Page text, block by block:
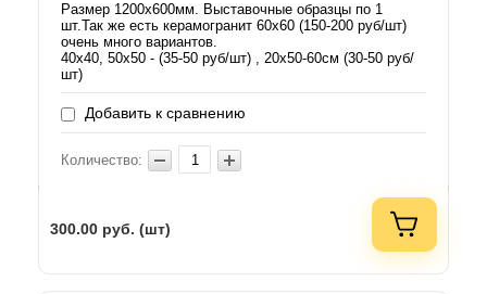
Размер 1200х600мм. Выставочные образцы по 1
шт.Так же есть керамогранит 60х60 (150-200 руб/шт)
очень много вариантов.
40х40, 50х50 - (35-50 руб/шт) , 20х50-60см (30-50 руб/
шт)
Добавить к сравнению
Количество:
300.00 руб. (шт)